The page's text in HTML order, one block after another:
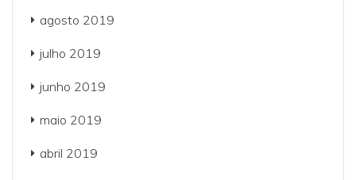
agosto 2019
julho 2019
junho 2019
maio 2019
abril 2019